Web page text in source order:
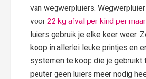
van wegwerpluiers.
voor22 kg afval per kind per
luiers gebruik je elke keer weer.
koop in allerlei leuke printjes en
systemen te koop die je gebruikt
peuter geen luiers meer nodig